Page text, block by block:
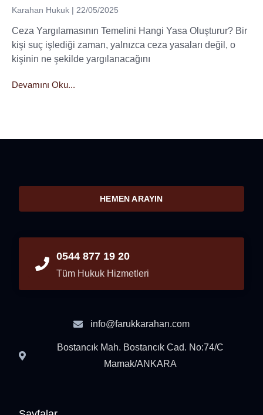
Karahan Hukuk 22/05/2025
Ceza Yargılamasının Temelini Hangi Yasa Oluşturur? Bir
kişi suç işlediği zaman, yalnızca ceza yasaları değil, o
kişinin ne şekilde yargılanacağını
Devamını Oku...
HEMEN ARAYIN
0544 877 19 20
Tüm Hukuk Hizmetleri
info@farukkarahan.com
Bostancık Mah. Bostancık Cad. No:74/C
Mamak/ANKARA